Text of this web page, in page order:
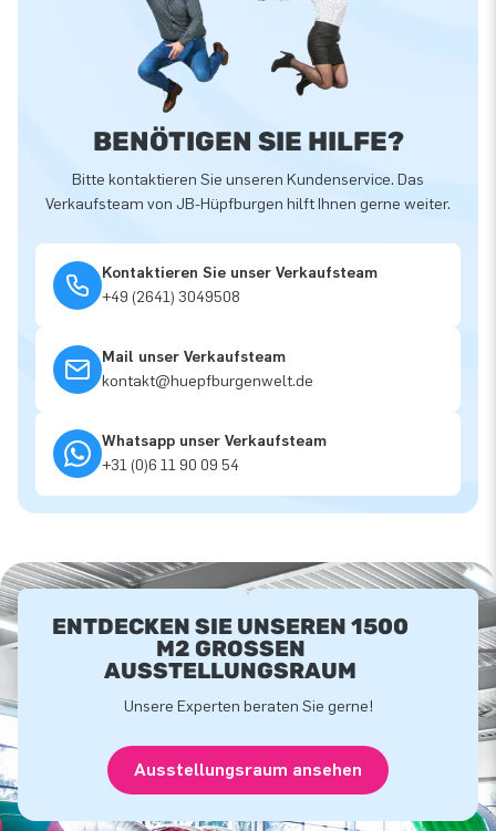
BENÖTIGEN SIE HILFE?
Bitte kontaktieren Sie unseren Kundenservice. Das
Verkaufsteam von JB-Hüpfburgen hilft Ihnen gerne weiter.
Kontaktieren Sie unser Verkaufsteam
+49 (2641) 3049508
Mail unser Verkaufsteam
kontakt@huepfburgenwelt.de
Whatsapp unser Verkaufsteam
+31 (0)6 11 90 09 54
ENTDECKEN SIE UNSEREN 1500
M2 GROSSEN A
USSTELLUNGSRAUM
Unsere Experten beraten Sie gerne!
Ausstellungsraum ansehen